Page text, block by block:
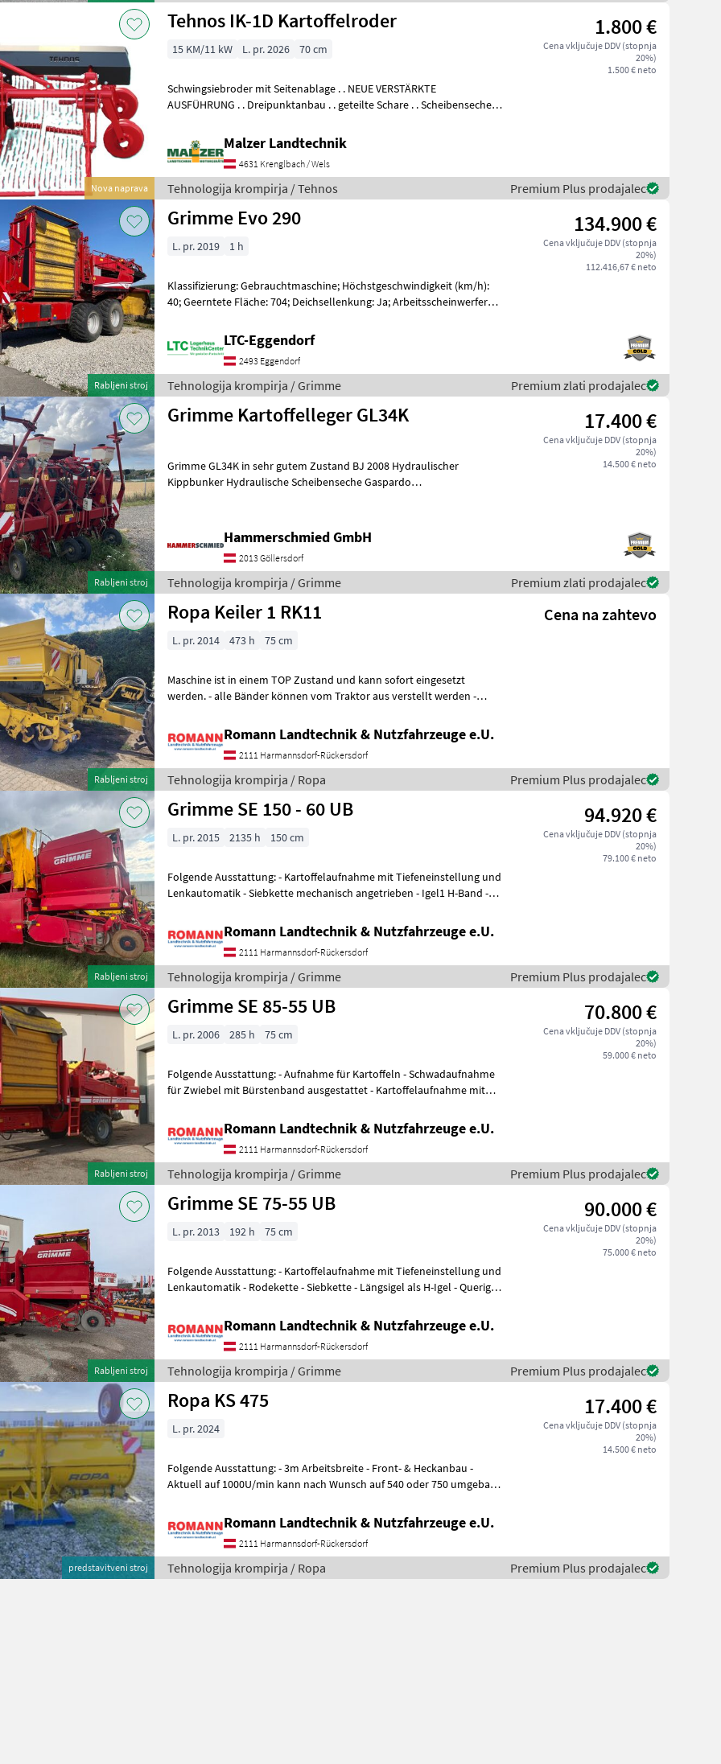
Nova naprava
Tehnos IK-1D Kartoffelroder 1.800 €
Cena vključuje DDV (stopnja
20%)
1.500 € neto
15 KM/11 kW L. pr. 2026 70 cm
Schwingsiebroder mit Seitenablage . . NEUE VERSTÄRKTE
AUSFÜHRUNG . . Dreipunktanbau . . geteilte Schare . . Scheibenseche
Malzer Landtechnik
4631 Krenglbach / Wels
Tehnologija krompirja / Tehnos Premium Plus prodajalec
Rabljeni stroj
Grimme Evo 290 134.900 €
Cena vključuje DDV (stopnja
20%)
112.416,67 € neto
L. pr. 2019 1 h
Klassifizierung: Gebrauchtmaschine; Höchstgeschwindigkeit (km/h):
40; Geerntete Fläche: 704; Deichsellenkung: Ja; Arbeitsscheinwerfer
LTC-Eggendorf
2493 Eggendorf
Tehnologija krompirja / Grimme Premium zlati prodajalec
Rabljeni stroj
Grimme Kartoffelleger GL34K 17.400 €
Cena vključuje DDV (stopnja
20%)
14.500 € neto
Grimme GL34K in sehr gutem Zustand BJ 2008 Hydraulischer
Kippbunker Hydraulische Scheibenseche Gaspardo
Hammerschmied GmbH
2013 Göllersdorf
Tehnologija krompirja / Grimme Premium zlati prodajalec
Rabljeni stroj
Ropa Keiler 1 RK11 Cena na zahtevo
L. pr. 2014 473 h 75 cm
Maschine ist in einem TOP Zustand und kann sofort eingesetzt
werden. - alle Bänder können vom Traktor aus verstellt werden -
Romann Landtechnik & Nutzfahrzeuge e.U.
2111 Harmannsdorf-Rückersdorf
Tehnologija krompirja / Ropa Premium Plus prodajalec
Rabljeni stroj
Grimme SE 150 - 60 UB 94.920 €
Cena vključuje DDV (stopnja
20%)
79.100 € neto
L. pr. 2015 2135 h 150 cm
Folgende Ausstattung: - Kartoffelaufnahme mit Tiefeneinstellung und
Lenkautomatik - Siebkette mechanisch angetrieben - Igel1 H-Band -
Romann Landtechnik & Nutzfahrzeuge e.U.
2111 Harmannsdorf-Rückersdorf
Tehnologija krompirja / Grimme Premium Plus prodajalec
Rabljeni stroj
Grimme SE 85-55 UB 70.800 €
Cena vključuje DDV (stopnja
20%)
59.000 € neto
L. pr. 2006 285 h 75 cm
Folgende Ausstattung: - Aufnahme für Kartoffeln - Schwadaufnahme
für Zwiebel mit Bürstenband ausgestattet - Kartoffelaufnahme mit
Romann Landtechnik & Nutzfahrzeuge e.U.
2111 Harmannsdorf-Rückersdorf
Tehnologija krompirja / Grimme Premium Plus prodajalec
Rabljeni stroj
Grimme SE 75-55 UB 90.000 €
Cena vključuje DDV (stopnja
20%)
75.000 € neto
L. pr. 2013 192 h 75 cm
Folgende Ausstattung: - Kartoffelaufnahme mit Tiefeneinstellung und
Lenkautomatik - Rodekette - Siebkette - Längsigel als H-Igel - Querigel
Romann Landtechnik & Nutzfahrzeuge e.U.
2111 Harmannsdorf-Rückersdorf
Tehnologija krompirja / Grimme Premium Plus prodajalec
predstavitveni stroj
Ropa KS 475 17.400 €
Cena vključuje DDV (stopnja
20%)
14.500 € neto
L. pr. 2024
Folgende Ausstattung: - 3m Arbeitsbreite - Front- & Heckanbau -
Aktuell auf 1000U/min kann nach Wunsch auf 540 oder 750 umgebaut
Romann Landtechnik & Nutzfahrzeuge e.U.
2111 Harmannsdorf-Rückersdorf
Tehnologija krompirja / Ropa Premium Plus prodajalec